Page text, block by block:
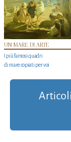
UN MARE DI ARTE
I più famosi quadri
di mare copiati per voi